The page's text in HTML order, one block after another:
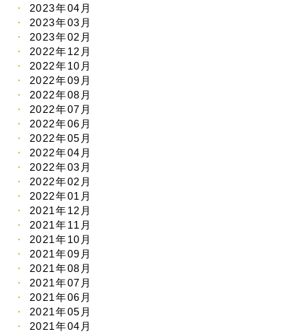
2023年04月
2023年03月
2023年02月
2022年12月
2022年10月
2022年09月
2022年08月
2022年07月
2022年06月
2022年05月
2022年04月
2022年03月
2022年02月
2022年01月
2021年12月
2021年11月
2021年10月
2021年09月
2021年08月
2021年07月
2021年06月
2021年05月
2021年04月